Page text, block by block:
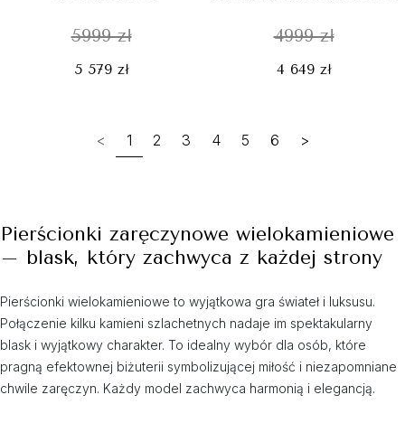
5999 zł
5 579 zł
4999 zł
4 649 zł
< 1 2 3 4 5 6 >
Pierścionki zaręczynowe wielokamieniowe
– blask, który zachwyca z każdej strony
Pierścionki wielokamieniowe to wyjątkowa gra świateł i luksusu.
Połączenie kilku kamieni szlachetnych nadaje im spektakularny
blask i wyjątkowy charakter. To idealny wybór dla osób, które
pragną efektownej biżuterii symbolizującej miłość i niezapomniane
chwile zaręczyn. Każdy model zachwyca harmonią i elegancją.